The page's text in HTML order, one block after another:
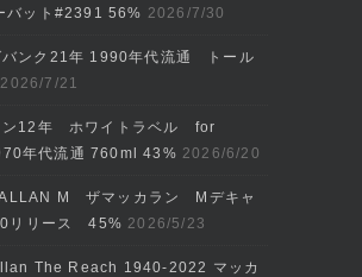
バット#2391 56% 2026/7/30
バンク21年 1990年代流通 トール
2026/7/21
ン12年 ホワイトラベル for
年代流通 760ml 43% 2026/6/20
M ザマッカラン Mデキャ
リリース 45% 2026/5/23
The Reach 1940-2022 マッカ